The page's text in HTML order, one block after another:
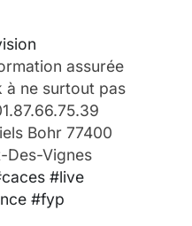
assurée
à ne surtout pas
Bohr 77400
Des-Vignes
#live
#fyp